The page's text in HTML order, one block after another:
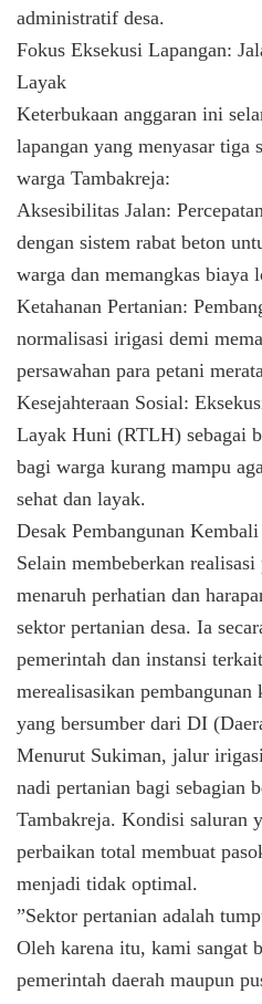
administratif desa.
​Fokus Eksekusi Lapangan:
Layak
​Keterbukaan anggaran ini
lapangan yang menyasar tiga
warga Tambakreja:
​Aksesibilitas Jalan:
dengan sistem rabat beton
warga dan memangkas biaya
​Ketahanan Pertanian:
normalisasi irigasi demi
persawahan para petani
​Kesejahteraan Sosial:
Layak Huni (RTLH) sebagai
bagi warga kurang mampu
sehat dan layak.
​Desak Pembangunan
​Selain membeberkan
menaruh perhatian dan
sektor pertanian desa. Ia
pemerintah dan instansi
merealisasikan
yang bersumber dari DI
​Menurut Sukiman, jalur
nadi pertanian bagi sebagian
Tambakreja. Kondisi saluran
perbaikan total membuat
menjadi tidak optimal.
​”Sektor pertanian adalah
Oleh karena itu, kami sangat
pemerintah daerah maupun